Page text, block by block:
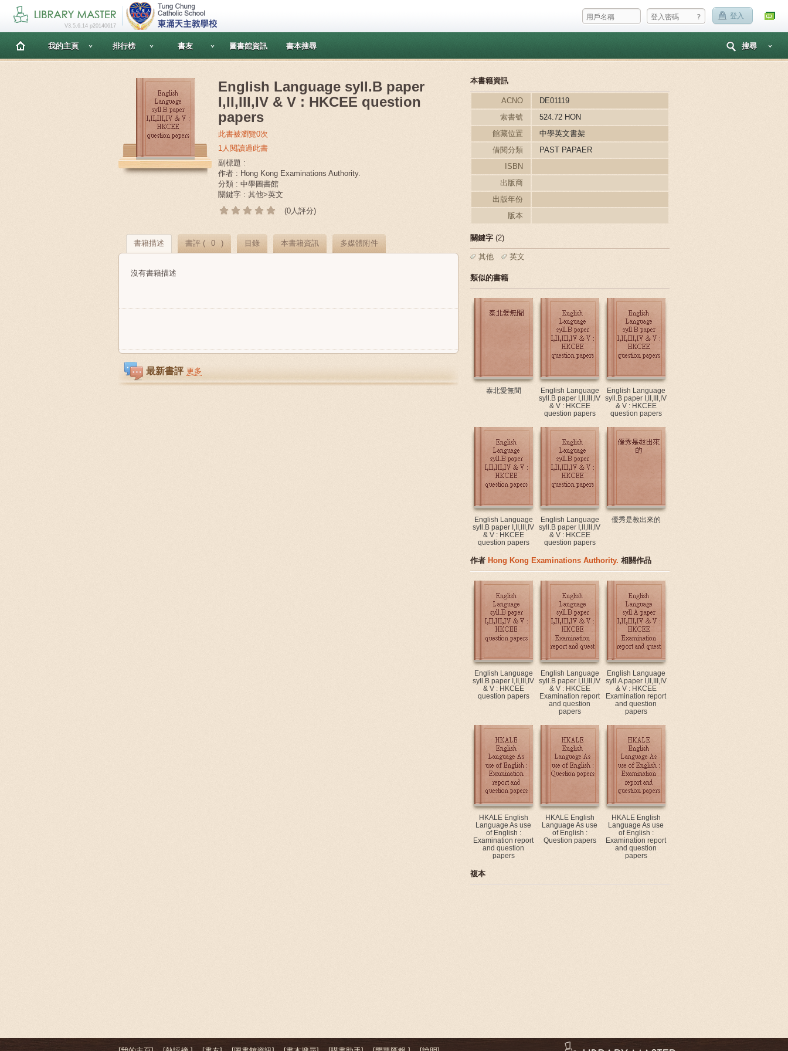
? 登入
V3.5.6.14 p20140617
我的主頁 排行榜 書友 圖書館資訊 書本搜尋 搜尋
English Language syll.B paper
I,II,III,IV & V : HKCEE question
papers
此書被瀏覽0次
1人閱讀過此書
副標題 :
作者 : Hong Kong Examinations Authority.
分類 : 中學圖書館
關鍵字 : 其他>英文
(0人評分)
書籍描述 書評 ( 0 ) 目錄 本書籍資訊 多媒體附件
沒有書籍描述
最新書評 更多
本書籍資訊
ACNO
DE01119
索書號
524.72 HON
館藏位置
中學英文書架
借閱分類
PAST PAPAER
ISBN
出版商
出版年份
版本
關鍵字 (2)
其他 英文
類似的書籍
泰北愛無間
English Language
syll.B paper I,II,III,IV
& V : HKCEE
question papers
English Language
syll.B paper I,II,III,IV
& V : HKCEE
question papers
English Language
syll.B paper I,II,III,IV
& V : HKCEE
question papers
English Language
syll.B paper I,II,III,IV
& V : HKCEE
question papers
優秀是教出來的
作者 Hong Kong Examinations Authority. 相關作品
English Language
syll.B paper I,II,III,IV
& V : HKCEE
question papers
English Language
syll.B paper I,II,III,IV
& V : HKCEE
Examination report
and question
papers
English Language
syll.A paper I,II,III,IV
& V : HKCEE
Examination report
and question
papers
HKALE English
Language As use
of English :
Examination report
and question
papers
HKALE English
Language As use
of English :
Question papers
HKALE English
Language As use
of English :
Examination report
and question
papers
複本